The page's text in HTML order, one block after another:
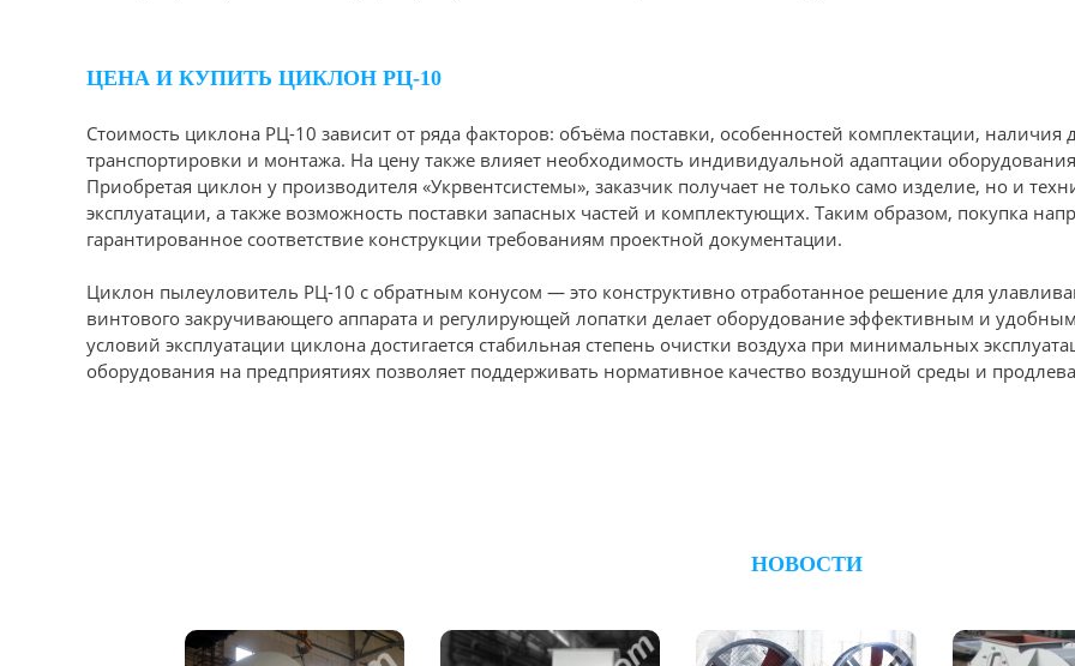
ЦЕНА И КУПИТЬ ЦИКЛОН РЦ-10
Стоимость циклона РЦ-10 зависит от ряда факторов: объёма поставки, особенностей комплектации,
транспортировки и монтажа. На цену также влияет необходимость индивидуальной адаптации
Приобретая циклон у производителя «Укрвентсистемы», заказчик получает не только само изделие, но и
эксплуатации, а также возможность поставки запасных частей и комплектующих. Таким образом, покупка
гарантированное соответствие конструкции требованиям проектной документации.
Циклон пылеуловитель РЦ-10 с обратным конусом — это конструктивно отработанное решение для
винтового закручивающего аппарата и регулирующей лопатки делает оборудование эффективным и
условий эксплуатации циклона достигается стабильная степень очистки воздуха при минимальных
оборудования на предприятиях позволяет поддерживать нормативное качество воздушной среды и
НОВОСТИ